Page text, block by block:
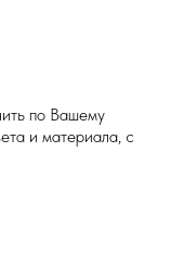
по Вашему
и материала, с